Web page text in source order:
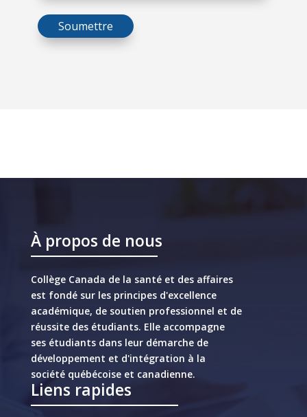
Soumettre
À propos de nous
Collège Canada de la santé et des affaires
est fondé sur les principes d'excellence
académique, de soutien professionnel et de
réussite des étudiants. Elle accompagne
ses étudiants dans leur démarche de
développement et d'intégration à la
société québécoise et canadienne.
Liens rapides